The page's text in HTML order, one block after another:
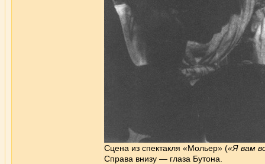
Сцена из спектакля «Мольер» («Я вам
Справа внизу — глаза Бутона.